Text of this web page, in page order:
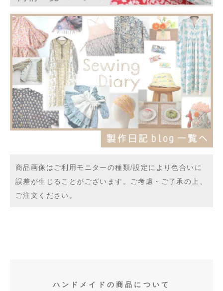
商品画像はご利用モニターの種類/設定により色合いに
誤差が生じることがございます。ご考慮・ご了承の上、
ご注文ください。
ハンドメイドの商品について